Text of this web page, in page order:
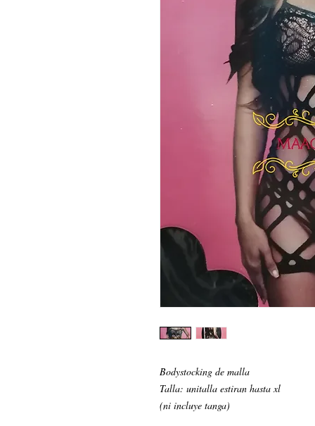
Bodystocking de malla
Talla: unitalla estiran hasta xl
(ni incluye tanga)